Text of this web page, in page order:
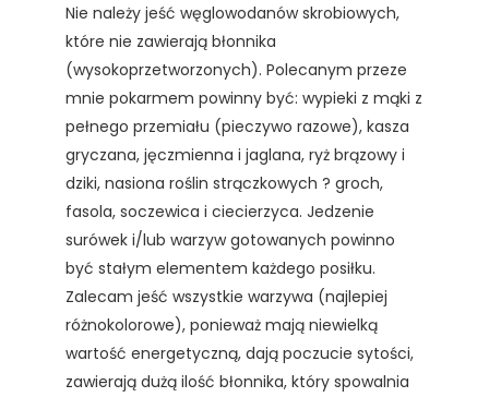
Nie należy jeść węglowodanów skrobiowych,
które nie zawierają błonnika
(wysokoprzetworzonych). Polecanym przeze
mnie pokarmem powinny być: wypieki z mąki z
pełnego przemiału (pieczywo razowe), kasza
gryczana, jęczmienna i jaglana, ryż brązowy i
dziki, nasiona roślin strączkowych ? groch,
fasola, soczewica i ciecierzyca. Jedzenie
surówek i/lub warzyw gotowanych powinno
być stałym elementem każdego posiłku.
Zalecam jeść wszystkie warzywa (najlepiej
różnokolorowe), ponieważ mają niewielką
wartość energetyczną, dają poczucie sytości,
zawierają dużą ilość błonnika, który spowalnia